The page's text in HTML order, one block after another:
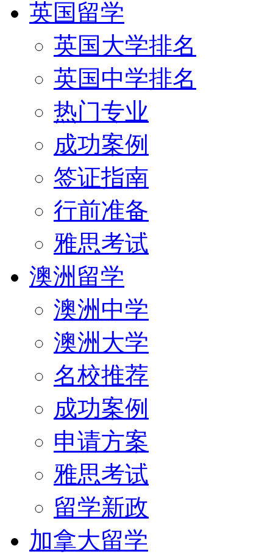
英国留学
英国大学排名
英国中学排名
热门专业
成功案例
签证指南
行前准备
雅思考试
澳洲留学
澳洲中学
澳洲大学
名校推荐
成功案例
申请方案
雅思考试
留学新政
加拿大留学